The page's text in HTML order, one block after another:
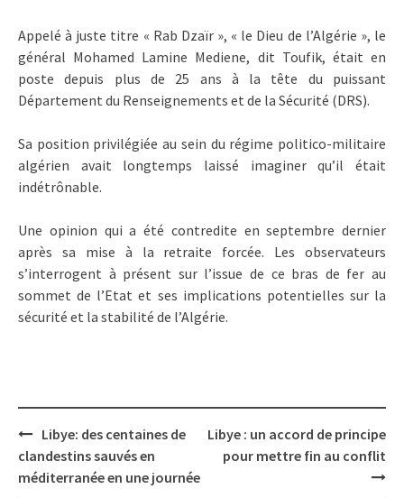
Appelé à juste titre « Rab Dzaïr », « le Dieu de l’Algérie », le
général Mohamed Lamine Mediene, dit Toufik, était en
poste depuis plus de 25 ans à la tête du puissant
Département du Renseignements et de la Sécurité (DRS).
Sa position privilégiée au sein du régime politico-militaire
algérien avait longtemps laissé imaginer qu’il était
indétrônable.
Une opinion qui a été contredite en septembre dernier
après sa mise à la retraite forcée. Les observateurs
s’interrogent à présent sur l’issue de ce bras de fer au
sommet de l’Etat et ses implications potentielles sur la
sécurité et la stabilité de l’Algérie.
Post
navigation
Libye: des centaines de
clandestins sauvés en
méditerranée en une journée
Libye : un accord de principe
pour mettre fin au conflit